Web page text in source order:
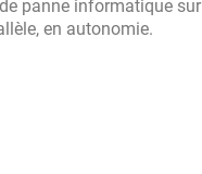
panne informatique
en autonomie.